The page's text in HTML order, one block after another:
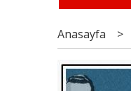
Anasayfa >